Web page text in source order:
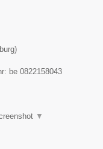
)
be 0822158043
▼